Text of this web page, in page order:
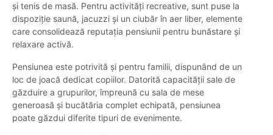
și tenis de masă. Pentru activități recreative, sunt puse la
dispoziție saună, jacuzzi și un ciubăr în aer liber, elemente
care consolidează reputația pensiunii pentru bunăstare și
relaxare activă.
Pensiunea este potrivită și pentru familii, dispunând de un
loc de joacă dedicat copiilor. Datorită capacității sale de
găzduire a grupurilor, împreună cu sala de mese
generoasă și bucătăria complet echipată, pensiunea
poate găzdui diferite tipuri de evenimente.